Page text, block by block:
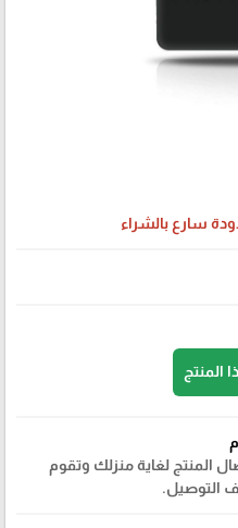
سارع بالشراء
المنتج
المنتج لغاية منزلك وتقوم
التوصيل.